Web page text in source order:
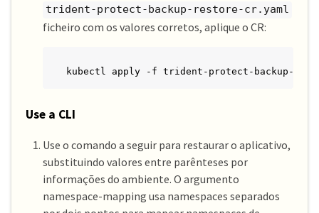
trident-protect-backup-restore-cr.yaml
ficheiro com os valores corretos, aplique o CR:
kubectl apply -f trident-protect-backup-
Use a CLI
Use o comando a seguir para restaurar o aplicativo,
substituindo valores entre parênteses por
informações do ambiente. O argumento
namespace-mapping usa namespaces separados